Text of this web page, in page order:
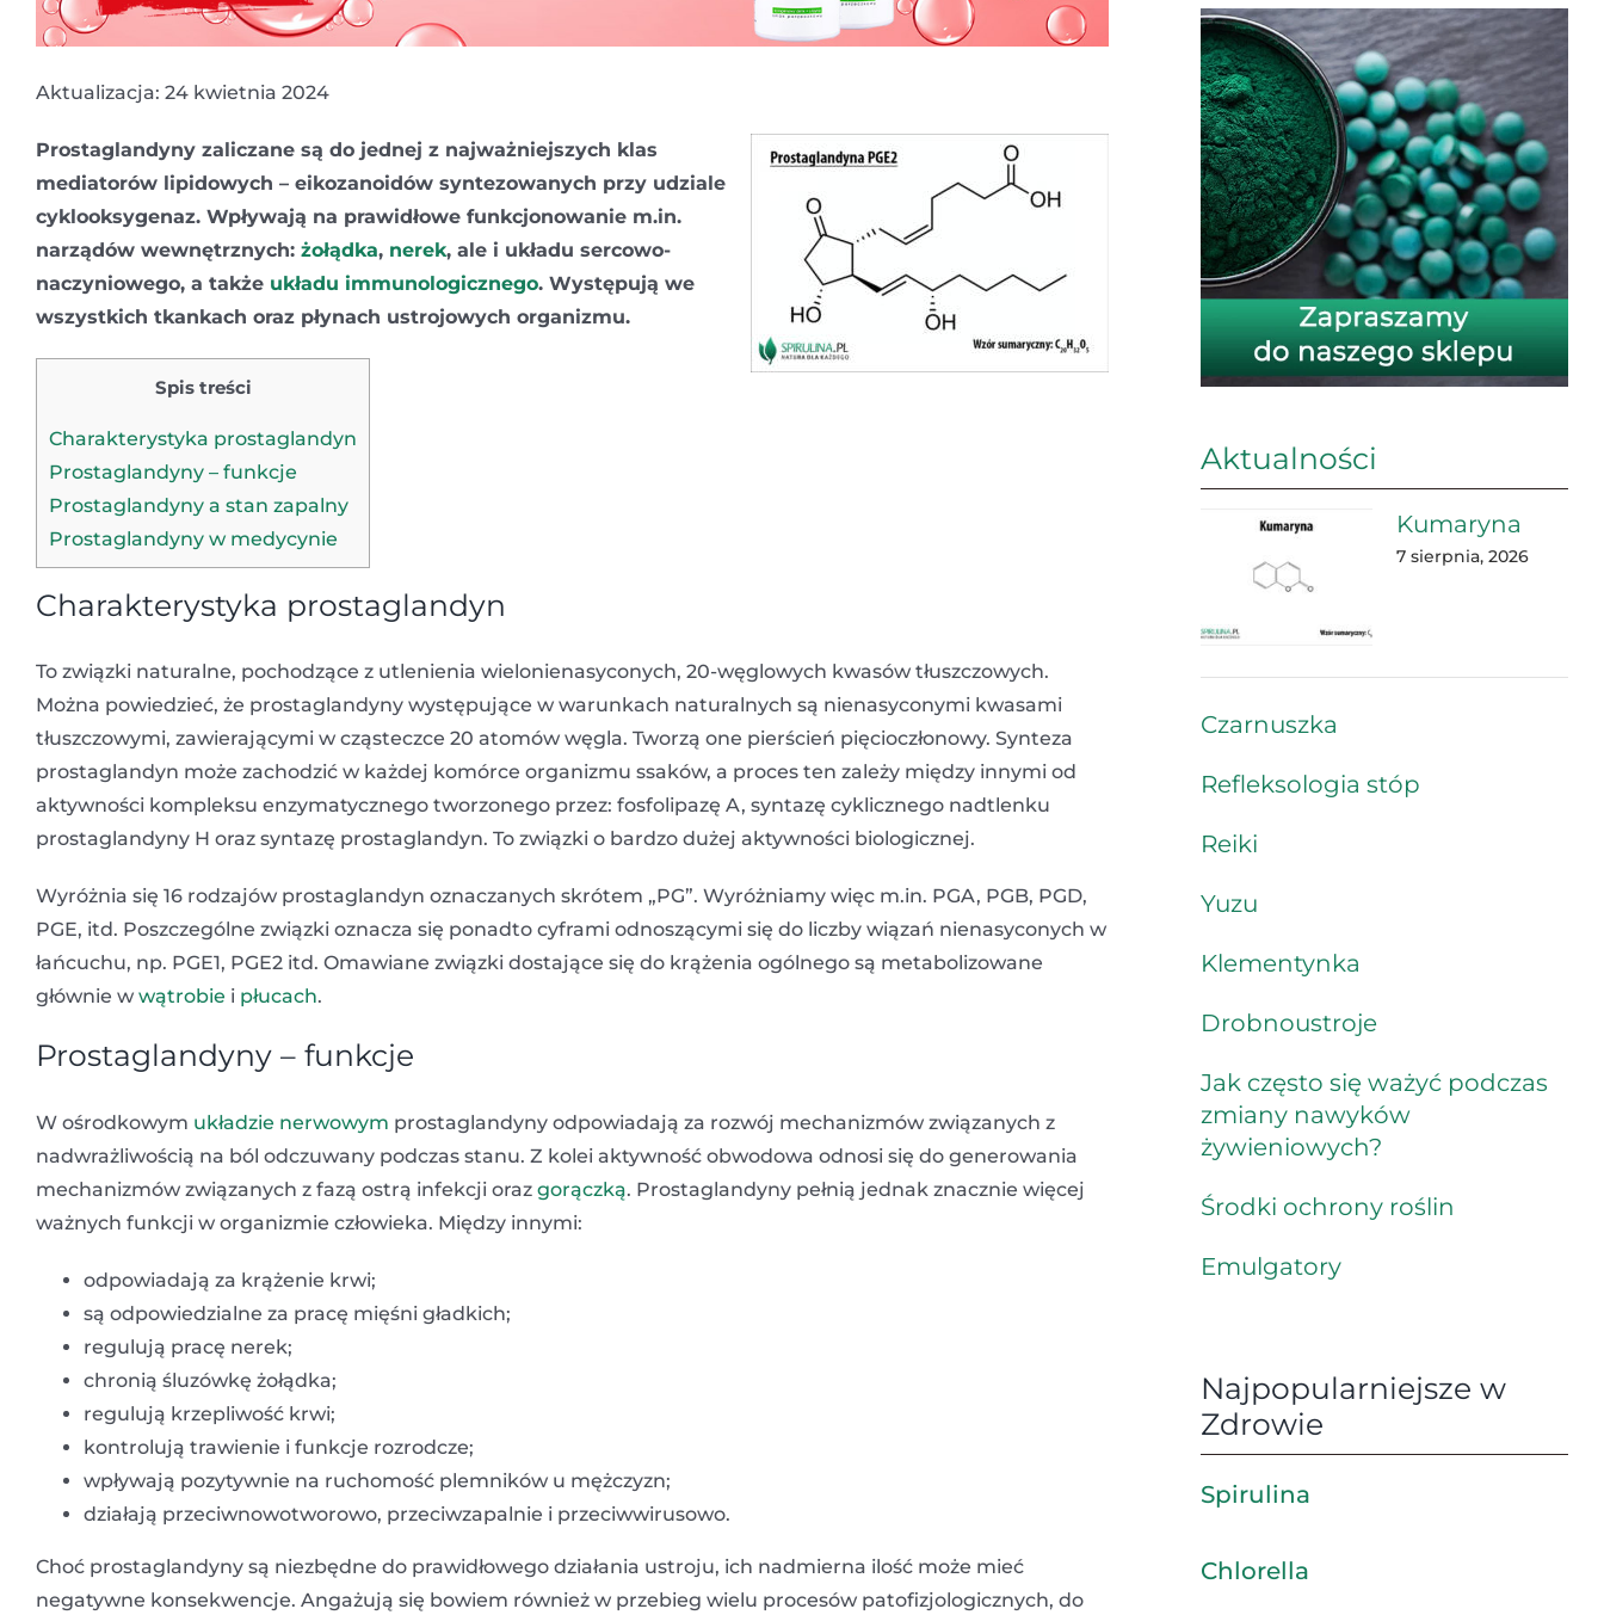
Aktualizacja: 24 kwietnia 2024
Prostaglandyny zaliczane są do jednej z najważniejszych klas
mediatorów lipidowych – eikozanoidów syntezowanych przy udziale
cyklooksygenaz. Wpływają na prawidłowe funkcjonowanie m.in.
narządów wewnętrznych: żołądka, nerek, ale i układu sercowo-
naczyniowego, a także układu immunologicznego. Występują we
wszystkich tkankach oraz płynach ustrojowych organizmu.
Spis treści
Charakterystyka prostaglandyn
Prostaglandyny – funkcje
Prostaglandyny a stan zapalny
Prostaglandyny w medycynie
Charakterystyka prostaglandyn
To związki naturalne, pochodzące z utlenienia wielonienasyconych, 20-węglowych kwasów tłuszczowych.
Można powiedzieć, że prostaglandyny występujące w warunkach naturalnych są nienasyconymi kwasami
tłuszczowymi, zawierającymi w cząsteczce 20 atomów węgla. Tworzą one pierścień pięcioczłonowy. Synteza
prostaglandyn może zachodzić w każdej komórce organizmu ssaków, a proces ten zależy między innymi od
aktywności kompleksu enzymatycznego tworzonego przez: fosfolipazę A, syntazę cyklicznego nadtlenku
prostaglandyny H oraz syntazę prostaglandyn. To związki o bardzo dużej aktywności biologicznej.
Wyróżnia się 16 rodzajów prostaglandyn oznaczanych skrótem „PG”. Wyróżniamy więc m.in. PGA, PGB, PGD,
PGE, itd. Poszczególne związki oznacza się ponadto cyframi odnoszącymi się do liczby wiązań nienasyconych w
łańcuchu, np. PGE1, PGE2 itd. Omawiane związki dostające się do krążenia ogólnego są metabolizowane
głównie w wątrobie i płucach.
Prostaglandyny – funkcje
W ośrodkowym układzie nerwowym prostaglandyny odpowiadają za rozwój mechanizmów związanych z
nadwrażliwością na ból odczuwany podczas stanu. Z kolei aktywność obwodowa odnosi się do generowania
mechanizmów związanych z fazą ostrą infekcji oraz gorączką. Prostaglandyny pełnią jednak znacznie więcej
ważnych funkcji w organizmie człowieka. Między innymi:
odpowiadają za krążenie krwi;
są odpowiedzialne za pracę mięśni gładkich;
regulują pracę nerek;
chronią śluzówkę żołądka;
regulują krzepliwość krwi;
kontrolują trawienie i funkcje rozrodcze;
wpływają pozytywnie na ruchomość plemników u mężczyzn;
działają przeciwnowotworowo, przeciwzapalnie i przeciwwirusowo.
Choć prostaglandyny są niezbędne do prawidłowego działania ustroju, ich nadmierna ilość może mieć
negatywne konsekwencje. Angażują się bowiem również w przebieg wielu procesów patofizjologicznych, do
Aktualności
Kumaryna
7 sierpnia, 2026
Czarnuszka
Refleksologia stóp
Reiki
Yuzu
Klementynka
Drobnoustroje
Jak często się ważyć podczas
zmiany nawyków
żywieniowych?
Środki ochrony roślin
Emulgatory
Najpopularniejsze w
Zdrowie
Spirulina
Chlorella